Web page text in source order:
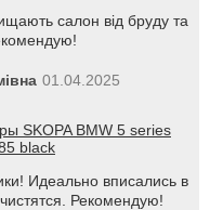
салон від бруду та
01.04.2025
SKOPA BMW 5 series
black
Идеально вписались в
Рекомендую!